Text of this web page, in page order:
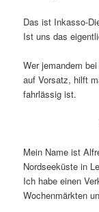
Das ist Inkasso-
Ist uns das
Wer jemandem
auf Vorsatz, hilft
fahrlässig ist.
Mein Name ist
Nordseeküste in
Ich habe einen
Wochenmärkten